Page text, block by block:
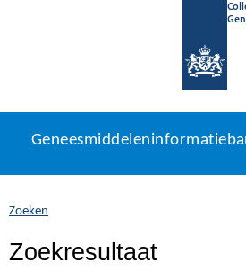
naar
U
zich
hier:
Zoeken
Zoekresultaat